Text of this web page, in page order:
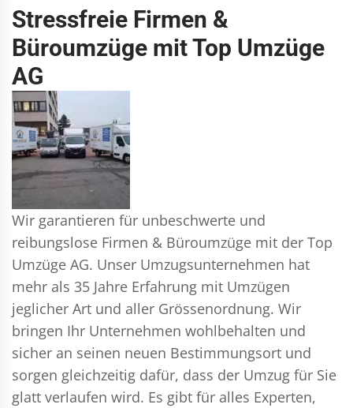
Stressfreie Firmen &
Büroumzüge mit Top Umzüge
AG
Wir garantieren für unbeschwerte und
reibungslose Firmen & Büroumzüge mit der Top
Umzüge AG. Unser Umzugsunternehmen hat
mehr als 35 Jahre Erfahrung mit Umzügen
jeglicher Art und aller Grössenordnung. Wir
bringen Ihr Unternehmen wohlbehalten und
sicher an seinen neuen Bestimmungsort und
sorgen gleichzeitig dafür, dass der Umzug für Sie
glatt verlaufen wird. Es gibt für alles Experten,